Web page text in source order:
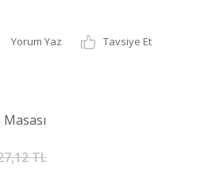
Yorum Yaz
Tavsiye Et
TL